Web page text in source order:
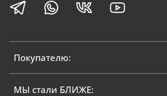
Покупателю:
МЫ стали БЛИЖЕ: